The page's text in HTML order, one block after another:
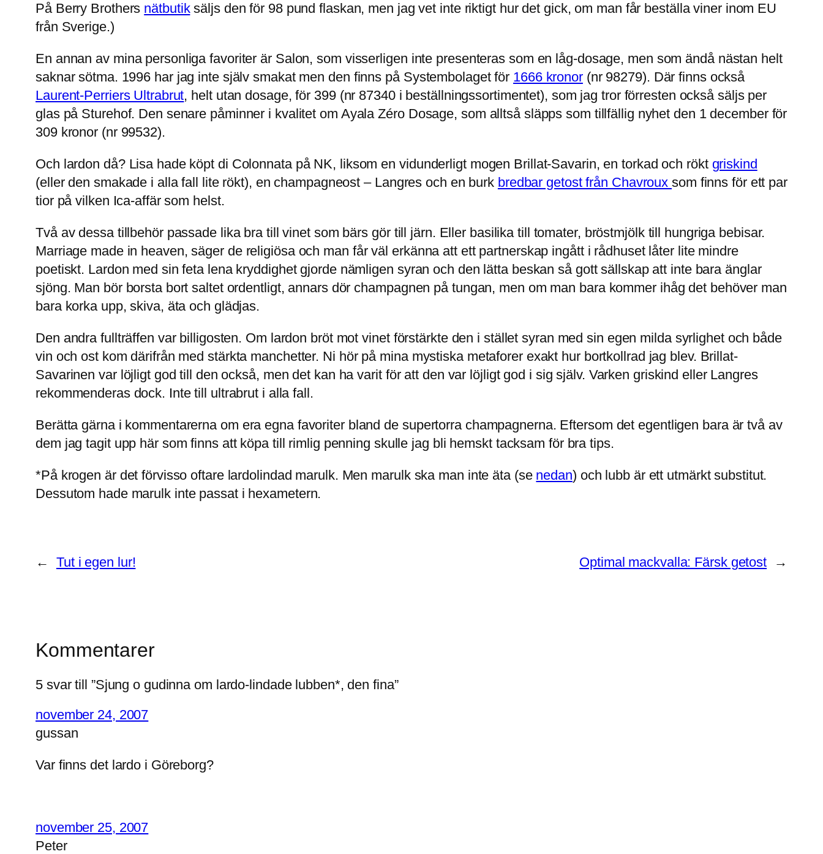
På Berry Brothers nätbutiksäljs den för 98 pund flaskan, men jag vet inte riktigt hur det gick, om man får beställa viner inom EU
från Sverige.)
En annan av mina personliga favoriter är Salon, som visserligen inte presenteras som en låg-dosage, men som ändå nästan helt
saknar sötma. 1996 har jag inte själv smakat men den finns på Systembolaget för 1666 kronor(nr 98279). Där finns också
Laurent-Perriers Ultrabrut, helt utan dosage, för 399 (nr 87340 i beställningssortimentet), som jag tror förresten också säljs per
glas på Sturehof. Den senare påminner i kvalitet om Ayala Zéro Dosage, som alltså släpps som tillfällig nyhet den 1 december för
309 kronor (nr 99532).
Och lardon då? Lisa hade köpt di Colonnata på NK, liksom en vidunderligt mogen Brillat-Savarin, en torkad och rökt griskind
(eller den smakade i alla fall lite rökt), en champagneost – Langres och en burk bredbar getost från Chavrouxsom finns för ett par
tior på vilken Ica-affär som helst.
Två av dessa tillbehör passade lika bra till vinet som bärs gör till järn. Eller basilika till tomater, bröstmjölk till hungriga bebisar.
Marriage made in heaven, säger de religiösa och man får väl erkänna att ett partnerskap ingått i rådhuset låter lite mindre
poetiskt. Lardon med sin feta lena kryddighet gjorde nämligen syran och den lätta beskan så gott sällskap att inte bara änglar
sjöng. Man bör borsta bort saltet ordentligt, annars dör champagnen på tungan, men om man bara kommer ihåg det behöver man
bara korka upp, skiva, äta och glädjas.
Den andra fullträffen var billigosten. Om lardon bröt mot vinet förstärkte den i stället syran med sin egen milda syrlighet och både
vin och ost kom därifrån med stärkta manchetter. Ni hör på mina mystiska metaforer exakt hur bortkollrad jag blev. Brillat-
Savarinen var löjligt god till den också, men det kan ha varit för att den var löjligt god i sig själv. Varken griskind eller Langres
rekommenderas dock. Inte till ultrabrut i alla fall.
Berätta gärna i kommentarerna om era egna favoriter bland de supertorra champagnerna. Eftersom det egentligen bara är två av
dem jag tagit upp här som finns att köpa till rimlig penning skulle jag bli hemskt tacksam för bra tips.
*På krogen är det förvisso oftare lardolindad marulk. Men marulk ska man inte äta (se nedan) och lubb är ett utmärkt substitut.
Dessutom hade marulk inte passat i hexametern.
← Tut i egen lur! Optimal mackvalla: Färsk getost →
Kommentarer
5 svar till ”Sjung o gudinna om lardo-lindade lubben*, den fina”
november 24, 2007
gussan
Var finns det lardo i Göreborg?
november 25, 2007
Peter